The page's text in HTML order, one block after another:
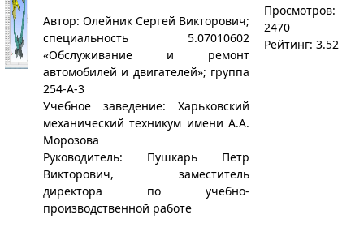
Автор: Олейник Сергей Викторович;
специальность 5.07010602
«Обслуживание и ремонт
автомобилей и двигателей»; группа
254-А-3
Учебное заведение: Харьковский
механический техникум имени А.А.
Морозова
Руководитель: Пушкарь Петр
Викторович, заместитель
директора по учебно-
производственной работе
Просмотров:
2470
Рейтинг: 3.52